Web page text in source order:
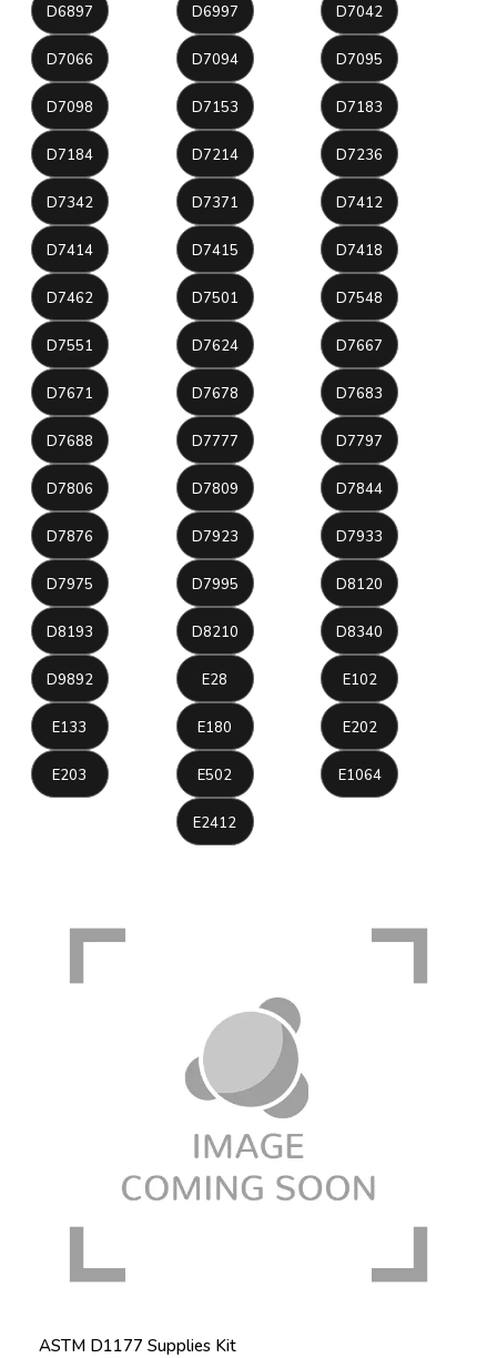
ASTM D1177 Supplies Kit
D6897 D6997 D7042
D7066 D7094 D7095
D7098 D7153 D7183
D7184 D7214 D7236
D7342 D7371 D7412
D7414 D7415 D7418
D7462 D7501 D7548
D7551 D7624 D7667
D7671 D7678 D7683
D7688 D7777 D7797
D7806 D7809 D7844
D7876 D7923 D7933
D7975 D7995 D8120
D8193 D8210 D8340
D9892 E28 E102
E133 E180 E202
E203 E502 E1064
E2412